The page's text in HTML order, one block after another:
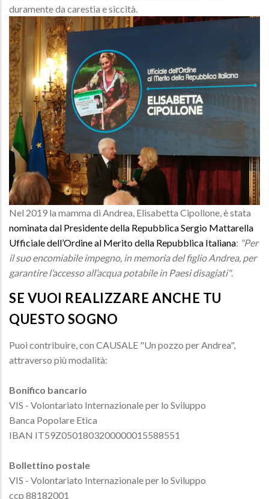
duramente da carestia e siccità.
Nel 2019 la mamma di Andrea, Elisabetta Cipollone, è stata
nominata dal Presidente della Repubblica Sergio Mattarella
Ufficiale dell’Ordine al Merito della Repubblica Italiana: "Per
il suo encomiabile impegno, in memoria del figlio Andrea, per
garantire l’accesso all’acqua potabile in Paesi disagiati".
SE VUOI REALIZZARE ANCHE TU
QUESTO SOGNO
Puoi contribuire, con CAUSALE "Un pozzo per Andrea",
attraverso più modalità:
Bonifico bancario
​VIS - Volontariato Internazionale per lo Sviluppo
Banca Popolare Etica
IBAN IT59Z0501803200000015588551
Bollettino postale
​VIS - Volontariato Internazionale per lo Sviluppo
ccp 88182001